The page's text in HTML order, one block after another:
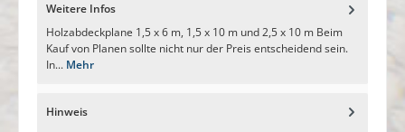
Weitere Infos
Holzabdeckplane 1,5 x 6 m, 1,5 x 10 m und 2,5 x 10 m Beim
Kauf von Planen sollte nicht nur der Preis entscheidend sein.
In... Mehr
Hinweis